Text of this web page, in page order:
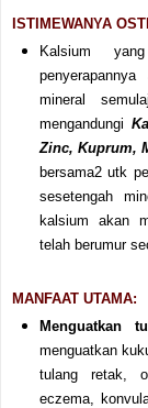
ISTIMEWANYA
Kalsium
mineral
mengandungi
Zinc, Kuprum,
bersama2 utk
sesetengah
kalsium akan
telah berumur
MANFAAT UTAMA:
Menguatkan
menguatkan
tulang retak,
eczema,